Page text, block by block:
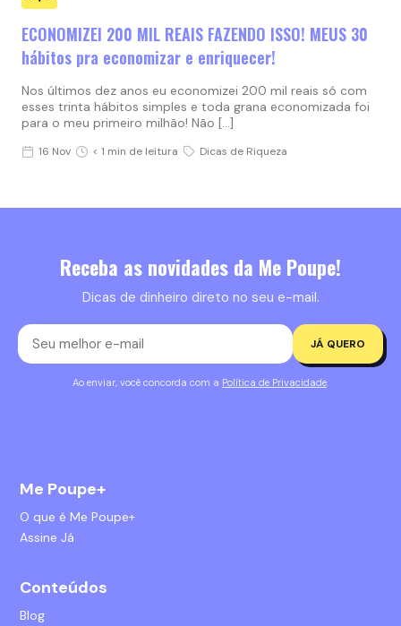
ECONOMIZEI 200 MIL REAIS FAZENDO ISSO! MEUS 30
hábitos pra economizar e enriquecer!
Nos últimos dez anos eu economizei 200 mil reais só com
esses trinta hábitos simples e toda grana economizada foi
para o meu primeiro milhão! Não […]
16 Nov < 1 min de leitura Dicas de Riqueza
Receba as novidades da Me Poupe!
Dicas de dinheiro direto no seu e-mail.
JÁ QUERO
Ao enviar, você concorda com a Política de Privacidade.
Me Poupe+
O que é Me Poupe+
Assine Já
Conteúdos
Blog